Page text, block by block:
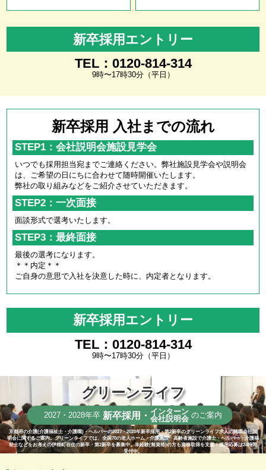
新卒採用エントリー
TEL：0120-814-314
9時〜17時30分（平日）
新卒採用 入社までの流れ
STEP1：会社説明会施設見学会
いつでも採用担当宛までご連絡ください。弊社施設見学会や説明会
は、ご希望の日にちに合わせて随時開催いたします。
弊社の取り組みなどをご紹介させていただきます。
STEP2：一次面接
面談形式で選考いたします。
STEP3：最終面接
最後の選考になります。
＊＊内定＊＊
ご自身の意思で入社を決意した時に、内定者となります。
新卒採用エントリー
TEL：0120-814-314
9時〜17時30分（平日）
グリーンライフ
2027・2028年卒 新卒採用・ インターン
会社説明会 のご案内
京都府の介護(介護福祉士・介護職)・ヘルパーの2027・2028年新卒採用・第2新卒のグリーンライフ求人の就職会社説
明会に関するご案内。グリーンライフでは、全国70の老人ホーム・介護施設・高齢者施設で介護士・ヘルパー・介護福
祉士などをお考えの伊根町在住の新卒・第2新卒を募集中。未経験(無資格)の方も資格取得を支援！採用応募は24時間
受付中。